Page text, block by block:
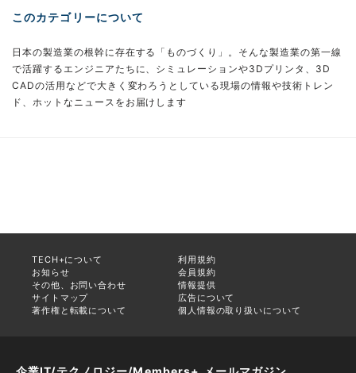
このカテゴリーについて
日本の製造業の根幹に存在する「ものづくり」。そんな製造業の第一線
で活躍するエンジニアたちに、シミュレーションや3Dプリンタ、3D
CADの活用などで大きく変わろうとしている現場の情報や技術トレン
ド、ホットなニュースをお届けします
TECH+について
利用規約
お知らせ
会員規約
その他、お問い合わせ
情報提供
サイトマップ
広告について
著作権と転載について
個人情報の取り扱いについて